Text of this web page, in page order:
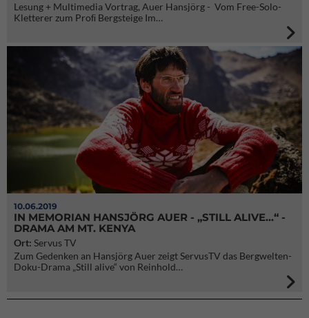
Lesung + Multimedia Vortrag, Auer Hansjörg - Vom Free-Solo-
Kletterer zum Proﬁ Bergsteige Im…
10.06.2019
IN MEMORIAN HANSJÖRG AUER - „STILL ALIVE...“ -
DRAMA AM MT. KENYA
Ort: Servus TV
Zum Gedenken an Hansjörg Auer zeigt ServusTV das Bergwelten-
Doku-Drama „Still alive“ von Reinhold…